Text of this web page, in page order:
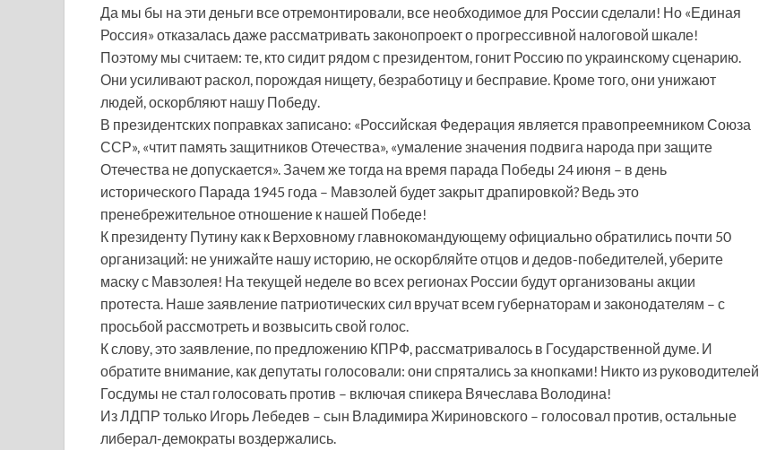
Да мы бы на эти деньги все отремонтировали, все необходимое для России сделали! Но «Единая
Россия» отказалась даже рассматривать законопроект о прогрессивной налоговой шкале!
Поэтому мы считаем: те, кто сидит рядом с президентом, гонит Россию по украинскому сценарию.
Они усиливают раскол, порождая нищету, безработицу и бесправие. Кроме того, они унижают
людей, оскорбляют нашу Победу.
В президентских поправках записано: «Российская Федерация является правопреемником Союза
ССР», «чтит память защитников Отечества», «умаление значения подвига народа при защите
Отечества не допускается». Зачем же тогда на время парада Победы 24 июня – в день
исторического Парада 1945 года – Мавзолей будет закрыт драпировкой? Ведь это
пренебрежительное отношение к нашей Победе!
К президенту Путину как к Верховному главнокомандующему официально обратились почти 50
организаций: не унижайте нашу историю, не оскорбляйте отцов и дедов-победителей, уберите
маску с Мавзолея! На текущей неделе во всех регионах России будут организованы акции
протеста. Наше заявление патриотических сил вручат всем губернаторам и законодателям – с
просьбой рассмотреть и возвысить свой голос.
К слову, это заявление, по предложению КПРФ, рассматривалось в Государственной думе. И
обратите внимание, как депутаты голосовали: они спрятались за кнопками! Никто из руководителей
Госдумы не стал голосовать против – включая спикера Вячеслава Володина!
Из ЛДПР только Игорь Лебедев – сын Владимира Жириновского – голосовал против, остальные
либерал-демократы воздержались.